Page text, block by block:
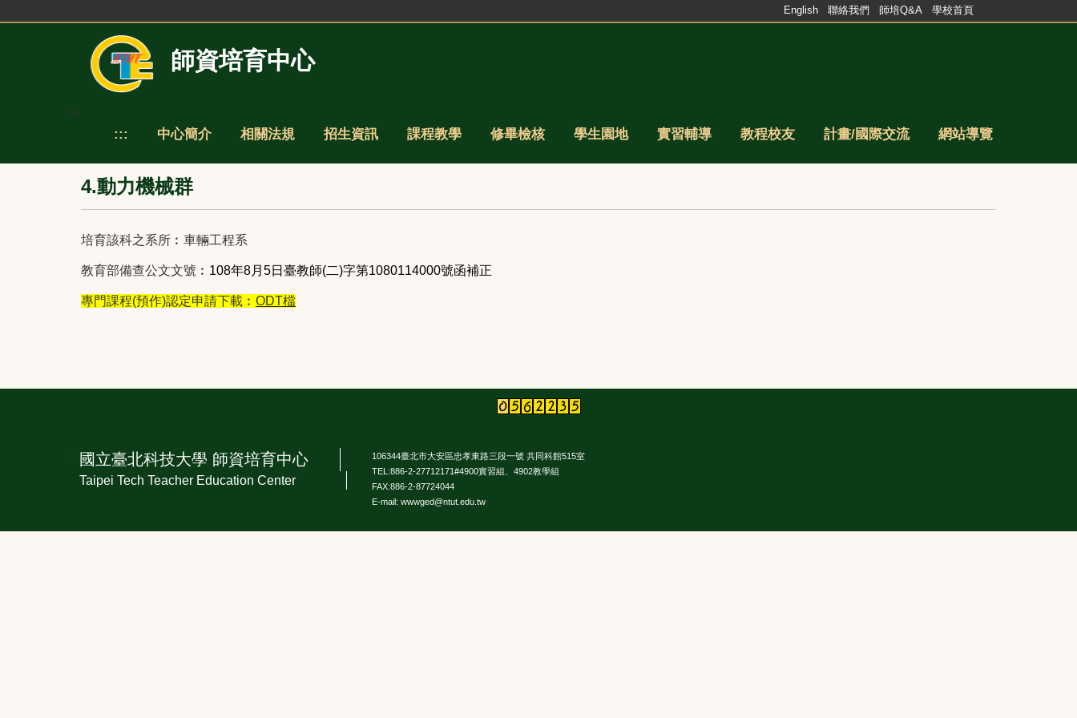
師資培育中心
::: 中心簡介 相關法規 招生資訊 課程教學 修畢檢核 學生園地 實習輔導 教程校友 計畫/國際交流 網站導覽
%
English 聯絡我們 師培Q&A 學校首頁
4.動力機械群
培育該科之系所 ︰車輛工程系
教育部備查公文文號 ︰ 108年8月5日臺教師(二)字第1080114000號函補正
專門課程(預作)認定申請下載 ︰ ODT檔
::: 國立臺北科技大學 師資培育中心
Taipei Tech Teacher Education Center
106344臺北市大安區忠孝東路三段一號 共同科館515室
TEL:886-2-27712171#4900實習組、4902教學組
FAX:886-2-87724044
E-mail: wwwged@ntut.edu.tw